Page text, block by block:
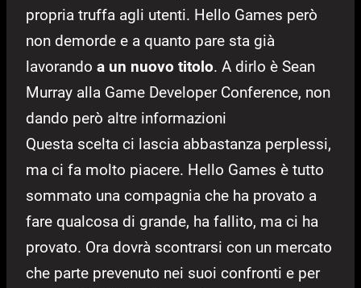
propria truffa agli utenti. Hello Games però
non demorde e a quanto pare sta già
lavorando a un nuovo titolo. A dirlo è Sean
Murray alla Game Developer Conference, non
dando però altre informazioni
Questa scelta ci lascia abbastanza perplessi,
ma ci fa molto piacere. Hello Games è tutto
sommato una compagnia che ha provato a
fare qualcosa di grande, ha fallito, ma ci ha
provato. Ora dovrà scontrarsi con un mercato
che parte prevenuto nei suoi confronti e per